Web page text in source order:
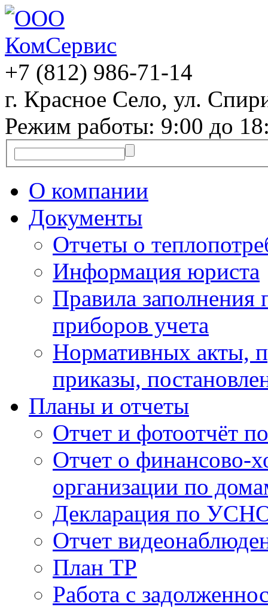
+7 (812) 986-71-14
г. Красное Село, ул.
Режим работы: 9:00 до
О компании
Документы
Отчеты о
Информация юриста
Правила заполнения
приборов учета
Нормативных акты,
приказы,
Планы и отчеты
Отчет и фотоотчёт
Отчет о финансово-
организации по
Декларация по
Отчет
План ТР
Работа с